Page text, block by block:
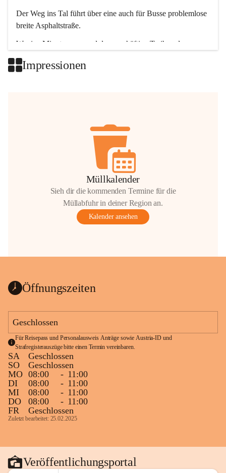
Der Weg ins Tal führt über eine auch für Busse problemlose
breite Asphaltstraße.
Wenige Minuten nur, und das geschäftige Treiben der
Impressionen
Müllkalender
Sieh dir die kommenden Termine für die
Müllabfuhr in deiner Region an.
Kalender ansehen
Öffnungszeiten
Geschlossen
Für Reisepass und Personalausweis Anträge sowie Austria-ID und
Strafregisterauszüge bitte einen Termin vereinbaren.
SA
Geschlossen
SO
Geschlossen
MO 08:00 - 11:00
DI
08:00 - 11:00
MI
08:00 - 11:00
DO
08:00 - 11:00
FR
Geschlossen
Zuletzt bearbeitet: 25.02.2025
Veröffentlichungsportal